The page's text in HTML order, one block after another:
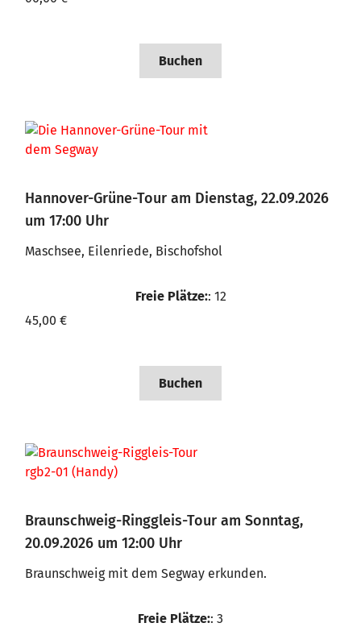
Buchen
Hannover-Grüne-Tour am Dienstag, 22.09.2026
um 17:00 Uhr
Maschsee, Eilenriede, Bischofshol
Freie Plätze:: 12
45,00 €
Buchen
Braunschweig-Ringgleis-Tour am Sonntag,
20.09.2026 um 12:00 Uhr
Braunschweig mit dem Segway erkunden.
Freie Plätze:: 3